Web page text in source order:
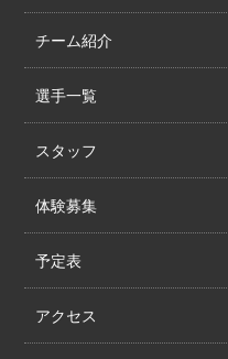
チーム紹介
選手一覧
スタッフ
体験募集
予定表
アクセス